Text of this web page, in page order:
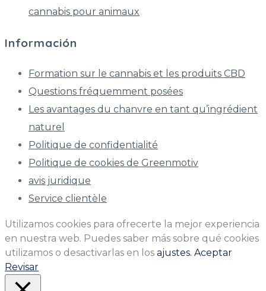
cannabis pour animaux
Información
Formation sur le cannabis et les produits CBD
Questions fréquemment posées
Les avantages du chanvre en tant qu’ingrédient
naturel
Politique de confidentialité
Politique de cookies de Greenmotiv
avis juridique
Service clientèle
Utilizamos cookies para ofrecerte la mejor experiencia
en nuestra web. Puedes saber más sobre qué cookies
utilizamos o desactivarlas en los ajustes. Aceptar
Revisar